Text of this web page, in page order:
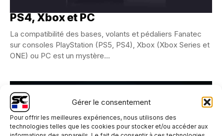
Gérer le consentement
Pour offrir les meilleures expériences, nous utilisons des
technologies telles que les cookies pour stocker et/ou accéder aux
PS4, Xbox et PC
La compatibilité des bases, volants et pédaliers Fanatec
sur consoles PlayStation (PS5, PS4), Xbox (Xbox Series et
ONE) ou PC est un mystère...